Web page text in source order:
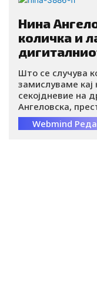
Нина
количка и
Што се случува
замислуваме кај
секојдневие на
Ангеловска,
патување, низ
додаток, туку
Webmind